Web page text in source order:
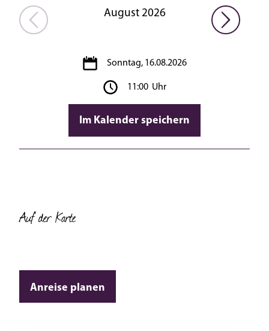
August 2026
Sonntag, 16.08.2026
11:00 Uhr
Im Kalender speichern
Auf der Karte
Anreise planen